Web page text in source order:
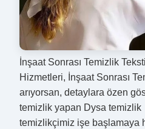
İnşaat Sonrası Temizlik
Hizmetleri, İnşaat Sonrası
arıyorsan, detaylara özen
temizlik yapan Dysa temizlik
temizlikçimiz işe başlamaya